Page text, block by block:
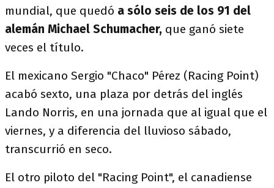
mundial, que quedó a sólo seis de los 91 del
alemán Michael Schumacher, que ganó siete
veces el título.
El mexicano Sergio "Chaco" Pérez (Racing Point)
acabó sexto, una plaza por detrás del inglés
Lando Norris, en una jornada que al igual que el
viernes, y a diferencia del lluvioso sábado,
transcurrió en seco.
El otro piloto del "Racing Point", el canadiense